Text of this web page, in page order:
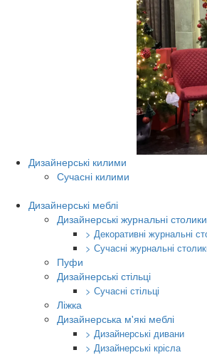
Дизайнерські килими
Сучасні килими
Дизайнерські меблі
Дизайнерські журнальні столики
> Декоративні журнальні
> Сучасні журнальні
Пуфи
Дизайнерські стільці
> Сучасні стільці
Ліжка
Дизайнерська м'які меблі
> Дизайнерські дивани
> Дизайнерські крісла